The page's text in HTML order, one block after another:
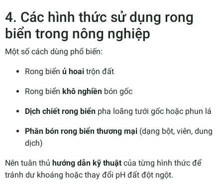
4. Các hình thức sử dụng rong
biển trong nông nghiệp
Một số cách dùng phổ biến:
Rong biển ủ hoai trộn đất
Rong biển khô nghiền bón gốc
Dịch chiết rong biển pha loãng tưới gốc hoặc phun lá
Phân bón rong biển thương mại (dạng bột, viên, dung
dịch)
Nên tuân thủ hướng dẫn kỹ thuậtcủa từng hình thức để
tránh dư khoáng hoặc thay đổi pH đất đột ngột.